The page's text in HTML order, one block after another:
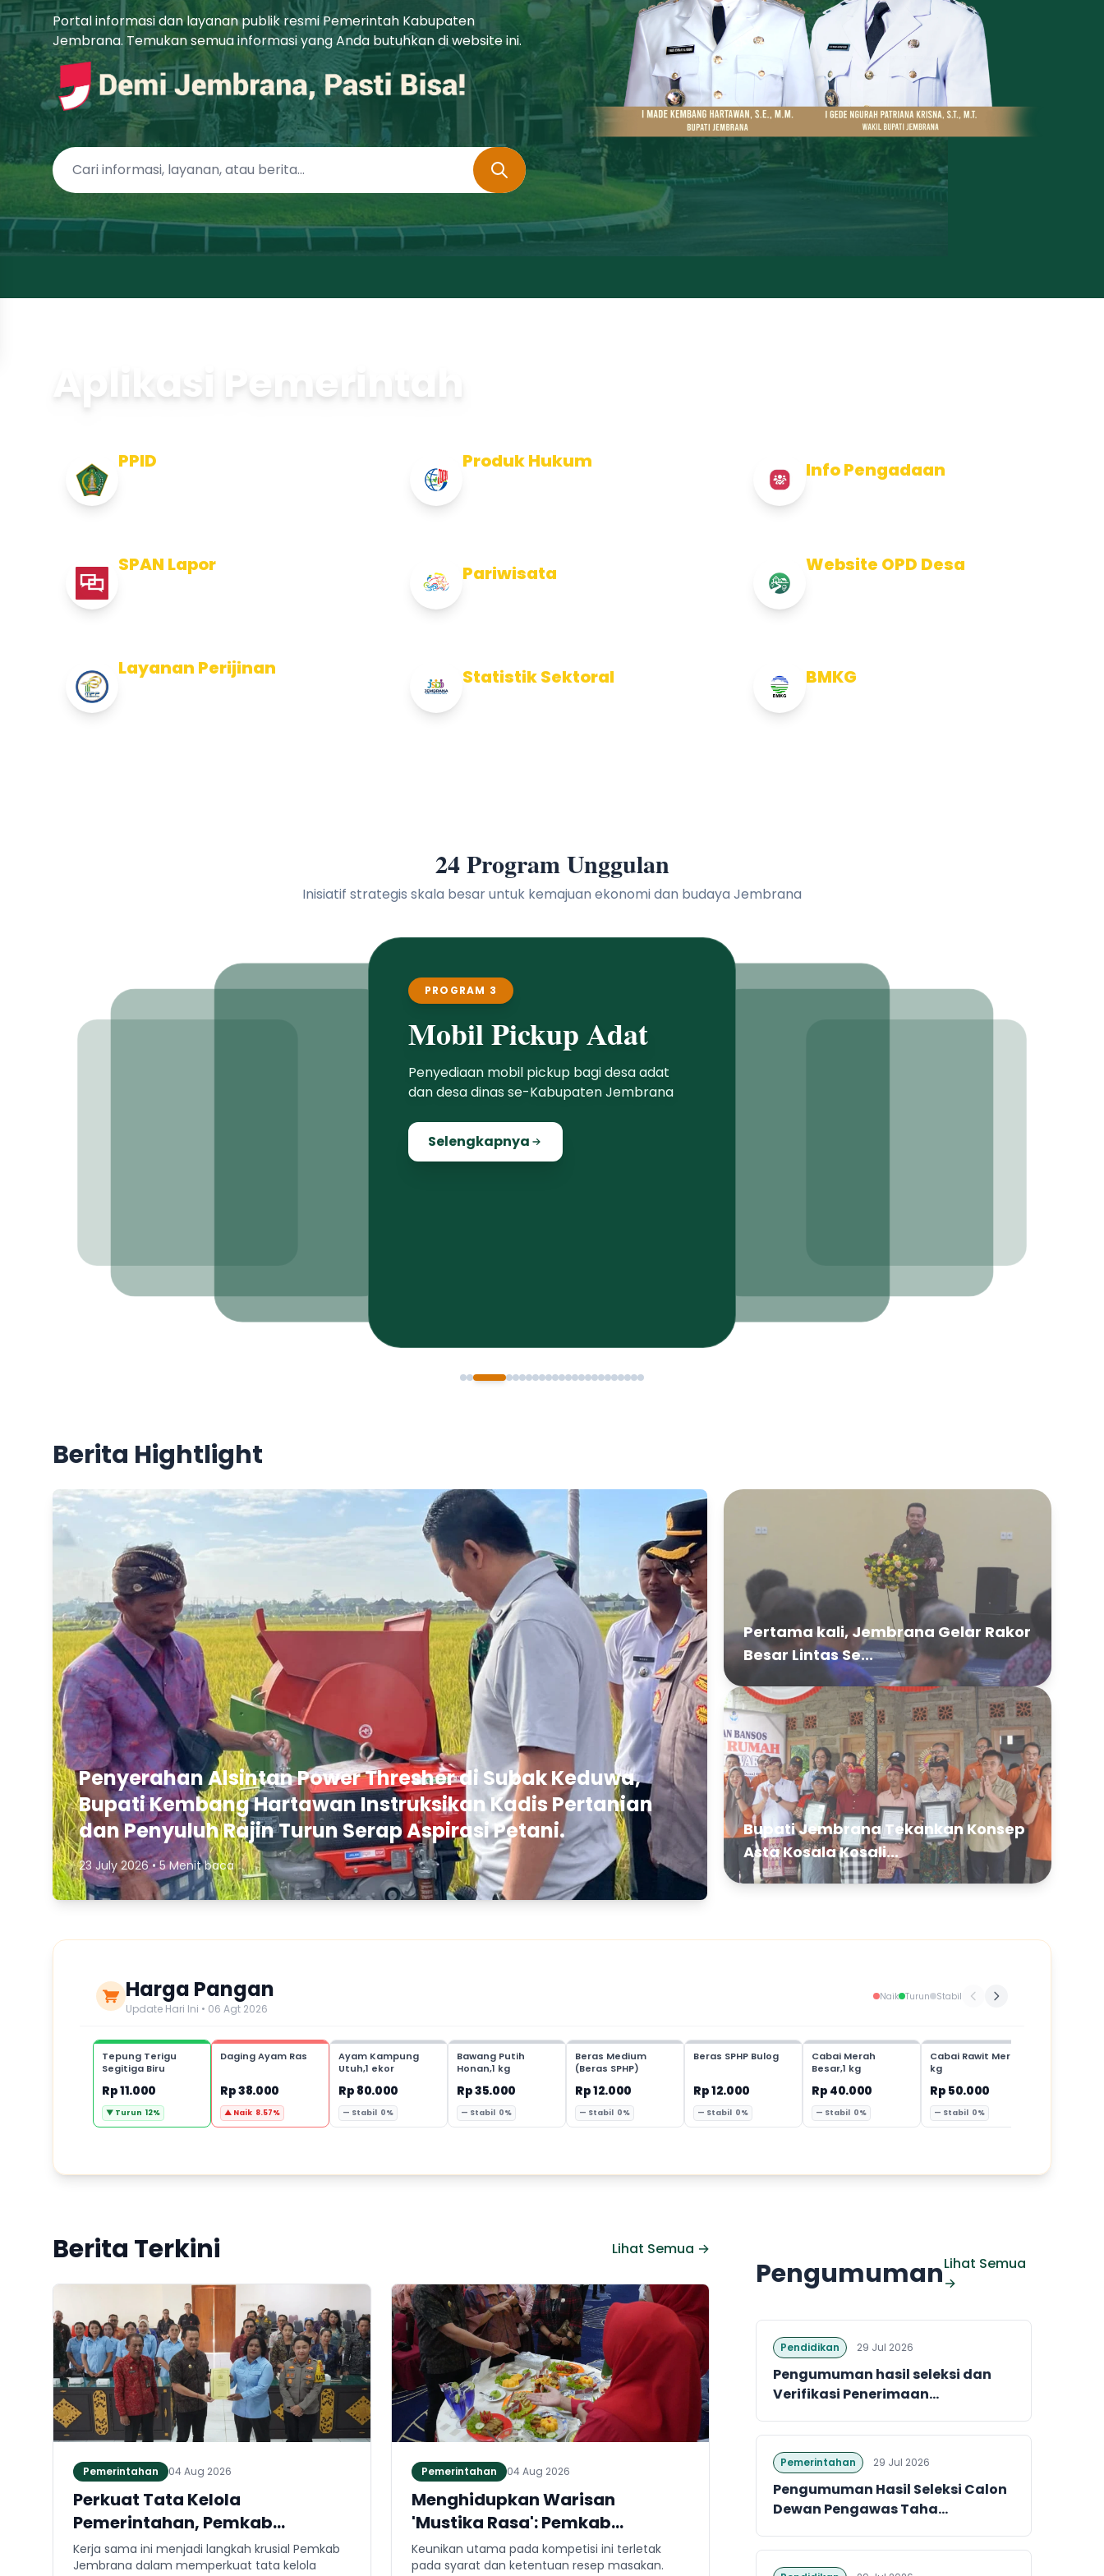
Portal informasi dan layanan publik resmi Pemerintah Kabupaten
Jembrana. Temukan semua informasi yang Anda butuhkan di website ini.
Aplikasi Pemerintah
PPID Produk Hukum Info Pengadaan
SPAN Lapor Pariwisata Website OPD Desa
Layanan Perijinan Statistik Sektoral BMKG
24 Program Unggulan
Inisiatif strategis skala besar untuk kemajuan ekonomi dan budaya Jembrana
PROGRAM 3
Mobil Pickup Adat
Penyediaan mobil pickup bagi desa adat
dan desa dinas se-Kabupaten Jembrana
Selengkapnya
Berita Hightlight
Penyerahan Alsintan Power Thresher di Subak Keduwa,
Bupati Kembang Hartawan Instruksikan Kadis Pertanian
dan Penyuluh Rajin Turun Serap Aspirasi Petani.
23 July 2026 • 5 Menit baca
Pertama kali, Jembrana Gelar Rakor
Besar Lintas Se...
Bupati Jembrana Tekankan Konsep
Asta Kosala Kosali...
Harga Pangan
Update Hari Ini • 06 Agt 2026
Naik Turun Stabil
Tepung Terigu
Segitiga Biru
Rp 11.000
▼ Turun 12%
Daging Ayam Ras
Rp 38.000
▲ Naik 8.57%
Ayam Kampung
Utuh,1 ekor
Rp 80.000
— Stabil 0%
Bawang Putih
Honan,1 kg
Rp 35.000
— Stabil 0%
Beras Medium
(Beras SPHP)
Rp 12.000
— Stabil 0%
Beras SPHP Bulog
Rp 12.000
— Stabil 0%
Cabai Merah
Besar,1 kg
Rp 40.000
— Stabil 0%
Cabai Rawit Merah,1
kg
Rp 50.000
— Stabil 0%
Berita Terkini Lihat Semua →
Pemerintahan 04 Aug 2026
Perkuat Tata Kelola
Pemerintahan, Pemkab
Jembrana dan Kejari Jembrana
Sepakati Kerja Sama Hukum
Kerja sama ini menjadi langkah krusial Pemkab
Jembrana dalam memperkuat tata kelola
Pemerintahan 04 Aug 2026
Menghidupkan Warisan
'Mustika Rasa': Pemkab
Jembrana Gali Keteladanan
Bung Karno Lewat Lomba Cipta
Keunikan utama pada kompetisi ini terletak
pada syarat dan ketentuan resep masakan.
PengumumanLihat Semua
→
Pendidikan 29 Jul 2026
Pengumuman hasil seleksi dan
Verifikasi Penerimaan...
Pemerintahan 29 Jul 2026
Pengumuman Hasil Seleksi Calon
Dewan Pengawas Taha...